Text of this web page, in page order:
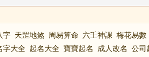
字 天罡地煞 周易算命 六壬神課 梅花易數
字大全 起名大全 寶寶起名 成人改名 公司